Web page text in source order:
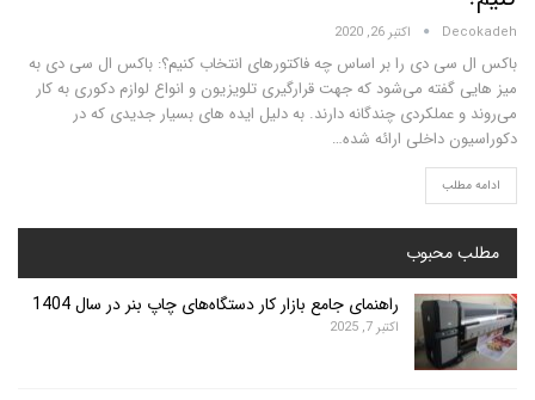
اکتبر 26, 2020
دی را بر اساس چه فاکتورهای انتخاب کنیم؟: باکس ال سی دی به
می‌شود که جهت قرارگیری تلویزیون و انواع لوازم دکوری به کار
چندگانه دارند. به دلیل ایده های بسیار جدیدی که در
داخلی ارائه شده…
راهنمای جامع بازار کار دستگاه‌های چاپ بنر در سال 1404
اکتبر 7, 2025